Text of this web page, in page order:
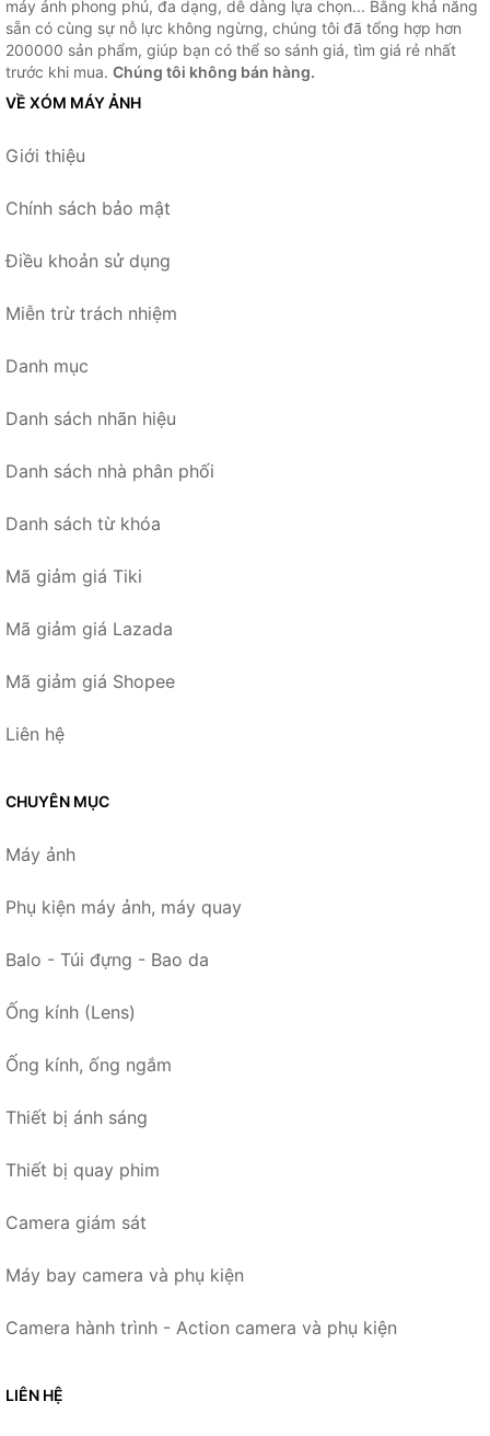
máy ảnh phong phú, đa dạng, dễ dàng lựa chọn... Bằng khả năng
sẵn có cùng sự nỗ lực không ngừng, chúng tôi đã tổng hợp hơn
200000 sản phẩm, giúp bạn có thể so sánh giá, tìm giá rẻ nhất
trước khi mua. Chúng tôi không bán hàng.
VỀ XÓM MÁY ẢNH
Giới thiệu
Chính sách bảo mật
Điều khoản sử dụng
Miễn trừ trách nhiệm
Danh mục
Danh sách nhãn hiệu
Danh sách nhà phân phối
Danh sách từ khóa
Mã giảm giá Tiki
Mã giảm giá Lazada
Mã giảm giá Shopee
Liên hệ
CHUYÊN MỤC
Máy ảnh
Phụ kiện máy ảnh, máy quay
Balo - Túi đựng - Bao da
Ống kính (Lens)
Ống kính, ống ngắm
Thiết bị ánh sáng
Thiết bị quay phim
Camera giám sát
Máy bay camera và phụ kiện
Camera hành trình - Action camera và phụ kiện
LIÊN HỆ